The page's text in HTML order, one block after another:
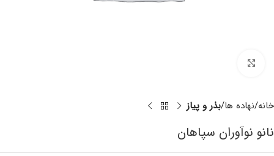
خانه نهاده ها بذر و پیاز
نانو نوآوران سپاهان